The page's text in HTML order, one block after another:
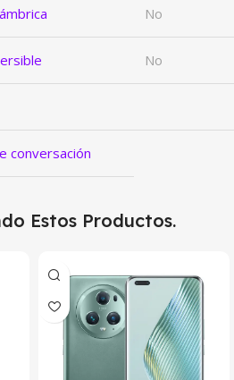
No
No
conversación
Estos Productos.